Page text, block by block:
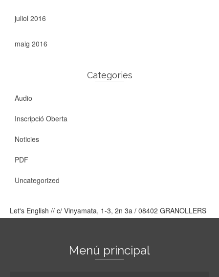
juliol 2016
maig 2016
Categories
Audio
Inscripció Oberta
Noticies
PDF
Uncategorized
Let's English // c/ Vinyamata, 1-3, 2n 3a / 08402 GRANOLLERS
Menú principal